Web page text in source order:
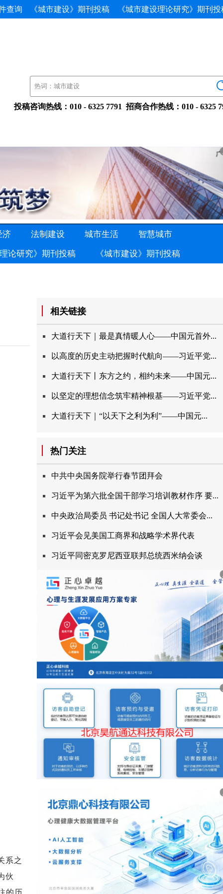
查询 《城市建设》期刊投稿 《城市建设理论研究》期刊投
投稿咨询热线：010-63257791招商合作热线：010-
济 法制建设 城市生活 智慧城市
论研究》期刊投稿 《城市建设》期刊投稿
系之
伙
的历
相关链接
大道行天下｜最是真情暖人心——中国元首外...
以高度的历史主动把握时代航向——习近平党...
大道行天下丨东方之约，相约未来——中国元...
以坚定的理想信念筑牢精神根基——习近平党...
大道行天下｜“以天下之利为利”——中国元...
热门关注
中共中央国务院举行春节团拜会
习近平为第六批全国干部学习培训教材作序要...
中央政治局委员书记处书记全国人大常委会...
习近平会见美国工商界和战略学术界代表
习近平同密克罗尼西亚联邦总统西米纳会谈